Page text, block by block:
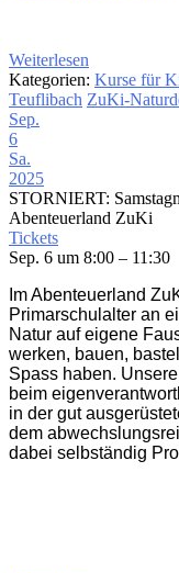
Weiterlesen
Kategorien: Kurse für
Teuflibach ZuKi-
Sep.
6
Sa.
2025
STORNIERT:
Abenteuerland ZuKi
Tickets
Sep. 6 um 8:00 – 11:30
Im Abenteuerland
Primarschulalter an
Natur auf eigene
werken, bauen,
Spass haben.
beim
in der gut
dem
dabei selbständig